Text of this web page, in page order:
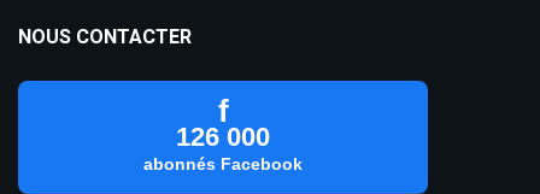
NOUS CONTACTER
f
126 000
abonnés Facebook